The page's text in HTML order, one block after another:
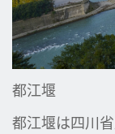
都江堰
都江堰は四川